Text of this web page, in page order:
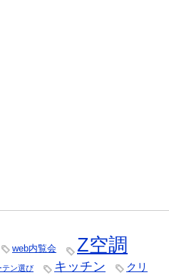
web内覧会 Z空調
テン選び キッチン
クリ